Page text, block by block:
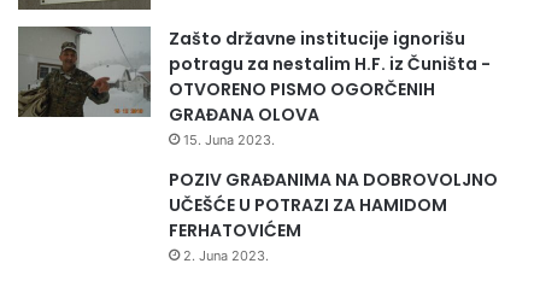
Zašto državne institucije ignorišu
potragu za nestalim H.F. iz Čuništa -
OTVORENO PISMO OGORČENIH
GRAĐANA OLOVA
15. Juna 2023.
POZIV GRAĐANIMA NA DOBROVOLJNO
UČEŠĆE U POTRAZI ZA HAMIDOM
FERHATOVIĆEM
2. Juna 2023.